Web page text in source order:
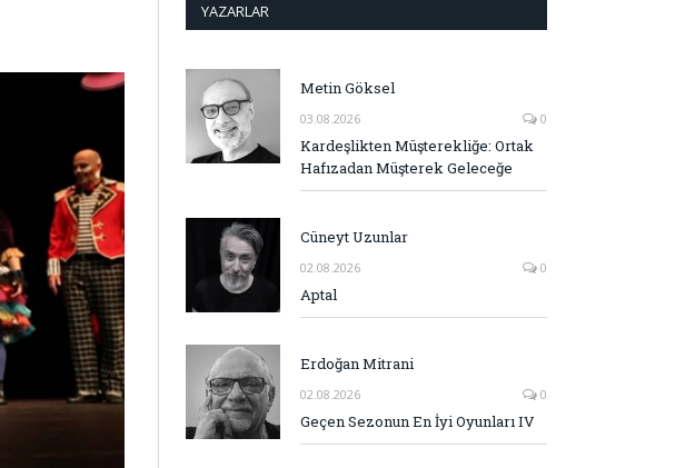
YAZARLAR
Metin Göksel
03.08.2026 0
Kardeşlikten Müşterekliğe: Ortak
Hafızadan Müşterek Geleceğe
Cüneyt Uzunlar
02.08.2026 0
Aptal
Erdoğan Mitrani
02.08.2026 0
Geçen Sezonun En İyi Oyunları IV